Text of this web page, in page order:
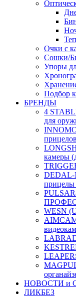
Очки с
Сошки/
Упоры
Подбор
БРЕНДЫ
4
для
прицелов
камеры
DEDAL-
WESN
НОВОСТИ и
ЛИКБЕЗ